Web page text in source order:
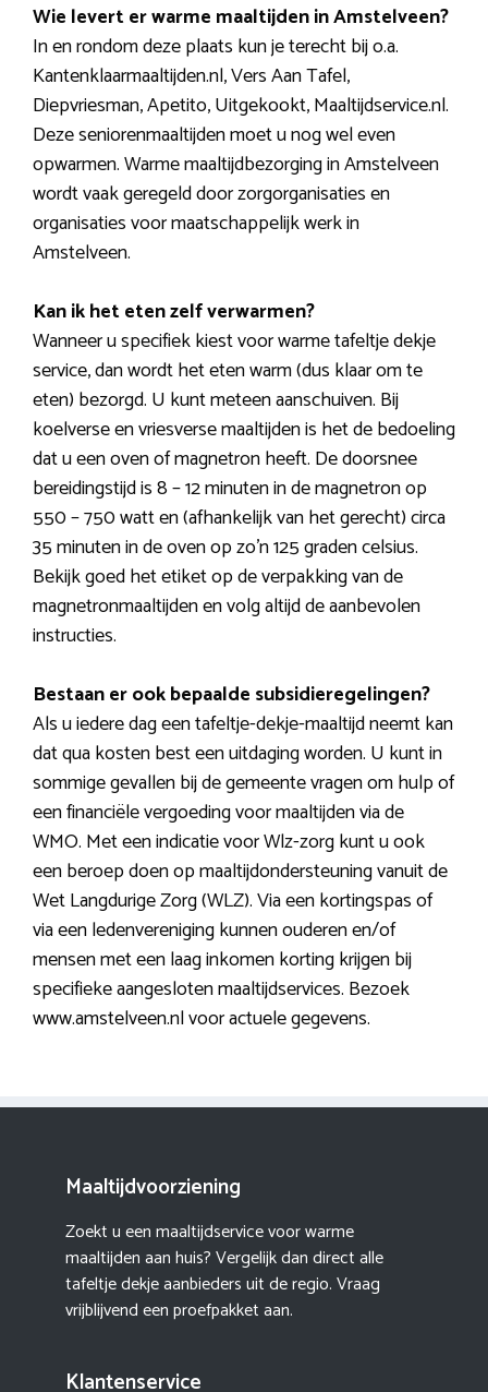
Wie levert er warme maaltijden in Amstelveen?
In en rondom deze plaats kun je terecht bij o.a.
Kantenklaarmaaltijden.nl, Vers Aan Tafel,
Diepvriesman, Apetito, Uitgekookt, Maaltijdservice.nl.
Deze seniorenmaaltijden moet u nog wel even
opwarmen. Warme maaltijdbezorging in Amstelveen
wordt vaak geregeld door zorgorganisaties en
organisaties voor maatschappelijk werk in
Amstelveen.
Kan ik het eten zelf verwarmen?
Wanneer u specifiek kiest voor warme tafeltje dekje
service, dan wordt het eten warm (dus klaar om te
eten) bezorgd. U kunt meteen aanschuiven. Bij
koelverse en vriesverse maaltijden is het de bedoeling
dat u een oven of magnetron heeft. De doorsnee
bereidingstijd is 8 – 12 minuten in de magnetron op
550 – 750 watt en (afhankelijk van het gerecht) circa
35 minuten in de oven op zo’n 125 graden celsius.
Bekijk goed het etiket op de verpakking van de
magnetronmaaltijden en volg altijd de aanbevolen
instructies.
Bestaan er ook bepaalde subsidieregelingen?
Als u iedere dag een tafeltje-dekje-maaltijd neemt kan
dat qua kosten best een uitdaging worden. U kunt in
sommige gevallen bij de gemeente vragen om hulp of
een financiële vergoeding voor maaltijden via de
WMO. Met een indicatie voor Wlz-zorg kunt u ook
een beroep doen op maaltijdondersteuning vanuit de
Wet Langdurige Zorg (WLZ). Via een kortingspas of
via een ledenvereniging kunnen ouderen en/of
mensen met een laag inkomen korting krijgen bij
specifieke aangesloten maaltijdservices. Bezoek
www.amstelveen.nl voor actuele gegevens.
Maaltijdvoorziening
Zoekt u een maaltijdservice voor warme
maaltijden aan huis? Vergelijk dan direct alle
tafeltje dekje aanbieders uit de regio. Vraag
vrijblijvend een proefpakket aan.
Klantenservice